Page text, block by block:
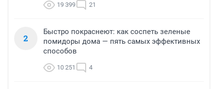
19 399 21
2
Быстро покраснеют: как соспеть зеленые
помидоры дома — пять самых эффективных
способов
10 251 4